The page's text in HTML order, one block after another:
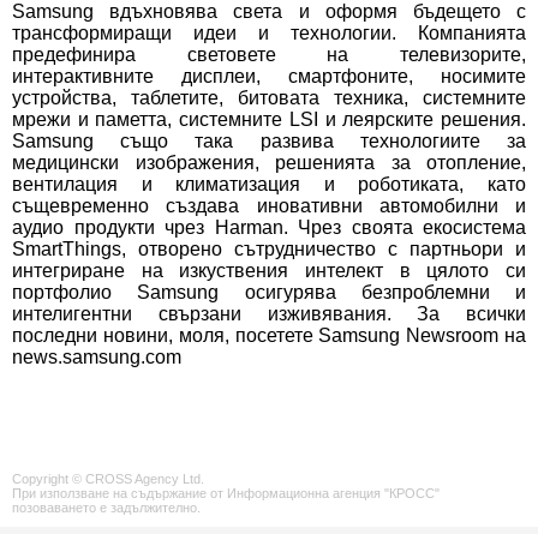
Samsung вдъхновява света и оформя бъдещето с
трансформиращи идеи и технологии. Компанията
предефинира световете на телевизорите,
интерактивните дисплеи, смартфоните, носимите
устройства, таблетите, битовата техника, системните
мрежи и паметта, системните LSI и леярските решения.
Samsung също така развива технологиите за
медицински изображения, решенията за отопление,
вентилация и климатизация и роботиката, като
същевременно създава иновативни автомобилни и
аудио продукти чрез Harman. Чрез своята екосистема
SmartThings, отворено сътрудничество с партньори и
интегриране на изкуствения интелект в цялото си
портфолио Samsung осигурява безпроблемни и
интелигентни свързани изживявания. За всички
последни новини, моля, посетете Samsung Newsroom на
news.samsung.com
Copyright © CROSS Agency Ltd.
При използване на съдържание от Информационна агенция "КРОСС"
позоваването е задължително.